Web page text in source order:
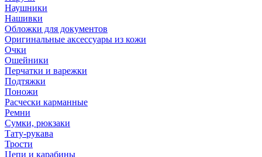
Наушники
Нашивки
Обложки для документов
Оригинальные аксессуары из кожи
Очки
Ошейники
Перчатки и варежки
Подтяжки
Поножи
Расчески карманные
Ремни
Сумки, рюкзаки
Тату-рукава
Трости
Цепи и карабины